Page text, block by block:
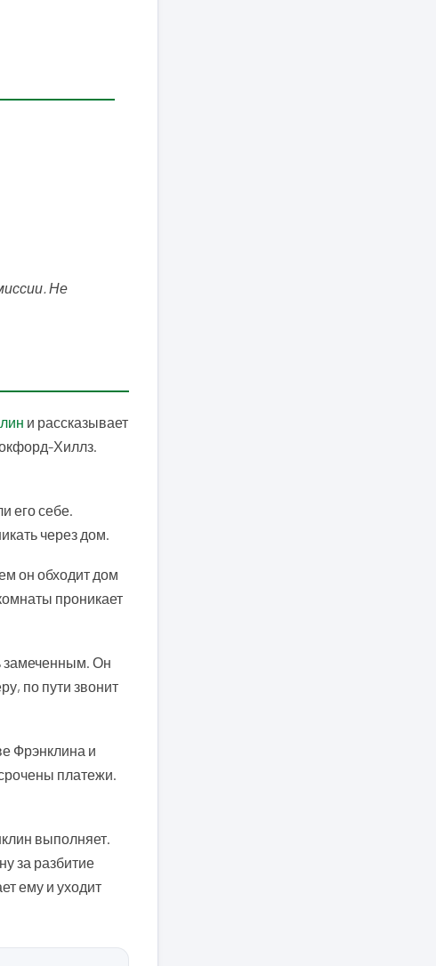
Не
и рассказывает
Хиллз.
его себе.
через дом.
он обходит дом
проникает
замеченным. Он
по пути звонит
Фрэнклина и
платежи.
выполняет.
за разбитие
ему и уходит